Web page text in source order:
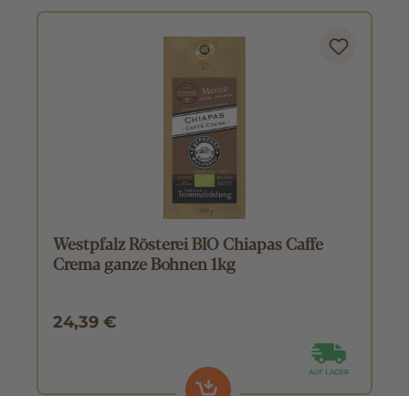
Westpfalz Rösterei BIO Chiapas Caffe
Crema ganze Bohnen 1kg
24,39 €